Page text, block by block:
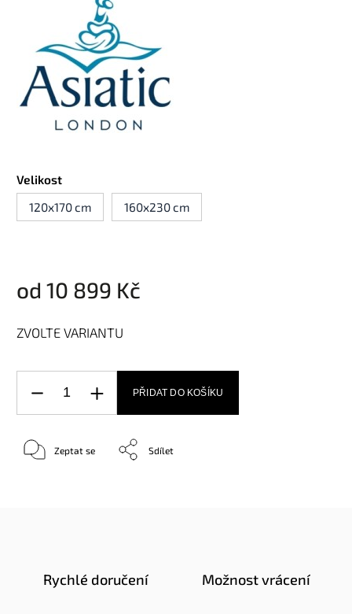
Velikost
120x170 cm
160x230 cm
od 10 899 Kč
ZVOLTE VARIANTU
PŘIDAT DO KOŠÍKU
Zeptat se Sdílet
Rychlé doručení Možnost vrácení